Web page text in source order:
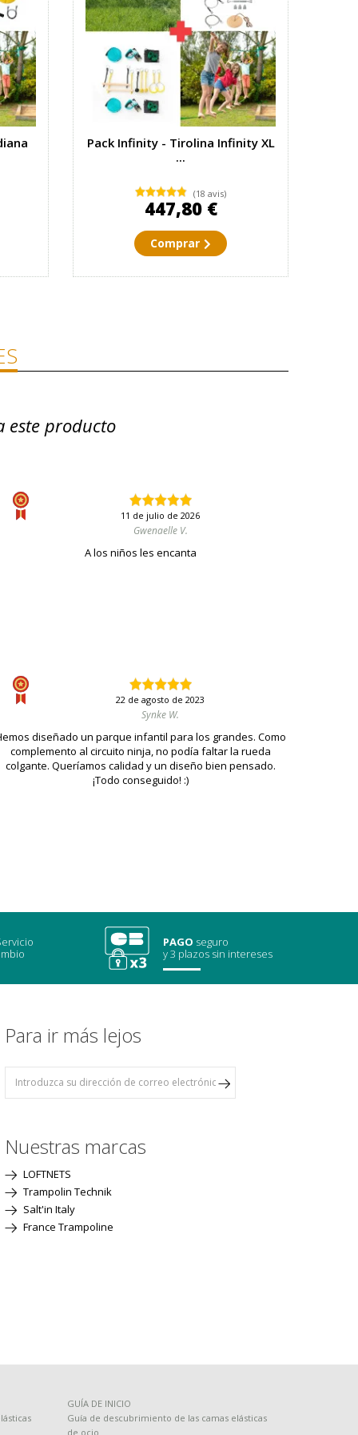
Pack Infinity - Tirolina Infinity XL
...
(18 avis)
447,80 €
Comprar
este producto
11 de julio de 2026
Gwenaelle V.
A los niños les encanta
22 de agosto de 2023
Synke W.
diseñado un parque infantil para los grandes. Como
complemento al circuito ninja, no podía faltar la rueda
colgante. Queríamos calidad y un diseño bien pensado.
¡Todo conseguido! :)
PAGO seguro
y 3 plazos sin intereses
Para ir más lejos
Nuestras marcas
LOFTNETS
Trampolin Technik
Salt'in Italy
France Trampoline
GUÍA DE INICIO
Guía de descubrimiento de las camas elásticas
de ocio